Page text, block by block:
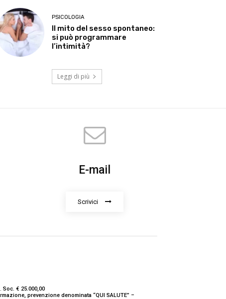
PSICOLOGIA
Il mito del sesso spontaneo:
si può programmare
l’intimità?
Leggi di più
E-mail
Scrivici
Soc. € 25.000,00
prevenzione denominata “QUI SALUTE” –